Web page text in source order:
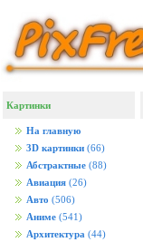
Картинки
На главную
3D картинки (66)
Абстрактные (88)
Авиация (26)
Авто (506)
Аниме (541)
Архитектура (44)